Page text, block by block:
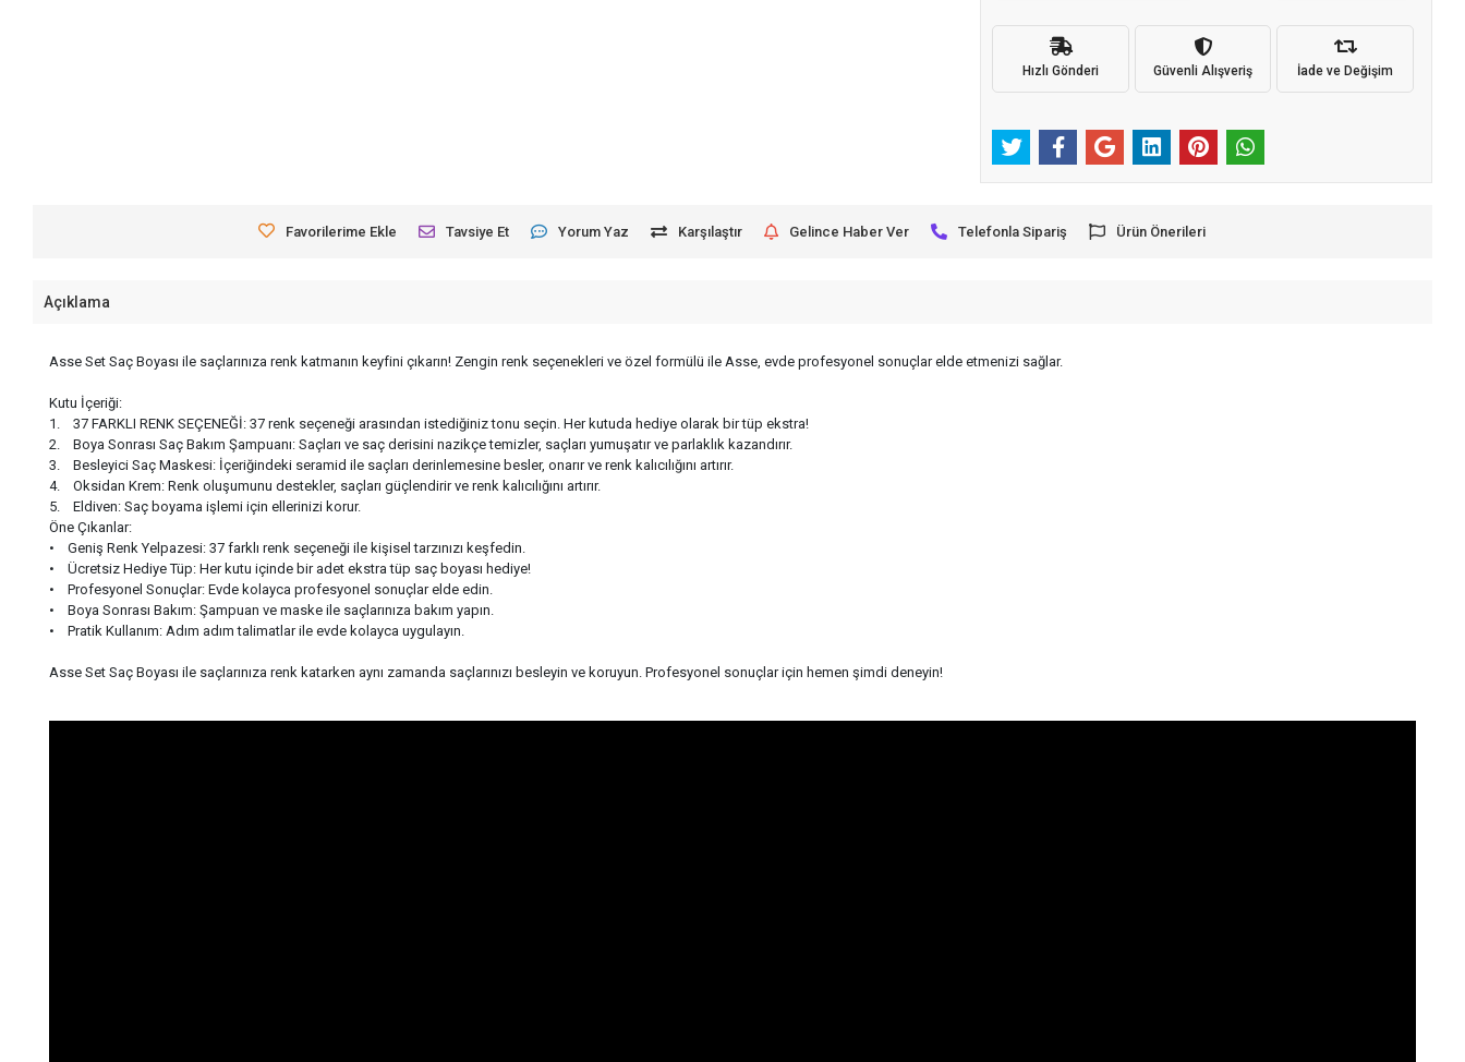
Hızlı Gönderi Güvenli Alışveriş İade ve Değişim
Favorilerime Ekle Tavsiye Et Yorum Yaz Karşılaştır Gelince Haber Ver Telefonla Sipariş Ürün Önerileri
Açıklama
Asse Set Saç Boyası ile saçlarınıza renk katmanın keyfini çıkarın! Zengin renk seçenekleri ve özel formülü ile Asse, evde profesyonel sonuçlar elde etmenizi sağlar.
Kutu İçeriği:
1. 37 FARKLI RENK SEÇENEĞİ: 37 renk seçeneği arasından istediğiniz tonu seçin. Her kutuda hediye olarak bir tüp ekstra!
2. Boya Sonrası Saç Bakım Şampuanı: Saçları ve saç derisini nazikçe temizler, saçları yumuşatır ve parlaklık kazandırır.
3. Besleyici Saç Maskesi: İçeriğindeki seramid ile saçları derinlemesine besler, onarır ve renk kalıcılığını artırır.
4. Oksidan Krem: Renk oluşumunu destekler, saçları güçlendirir ve renk kalıcılığını artırır.
5. Eldiven: Saç boyama işlemi için ellerinizi korur.
Öne Çıkanlar:
• Geniş Renk Yelpazesi: 37 farklı renk seçeneği ile kişisel tarzınızı keşfedin.
• Ücretsiz Hediye Tüp: Her kutu içinde bir adet ekstra tüp saç boyası hediye!
• Profesyonel Sonuçlar: Evde kolayca profesyonel sonuçlar elde edin.
• Boya Sonrası Bakım: Şampuan ve maske ile saçlarınıza bakım yapın.
• Pratik Kullanım: Adım adım talimatlar ile evde kolayca uygulayın.
Asse Set Saç Boyası ile saçlarınıza renk katarken aynı zamanda saçlarınızı besleyin ve koruyun. Profesyonel sonuçlar için hemen şimdi deneyin!